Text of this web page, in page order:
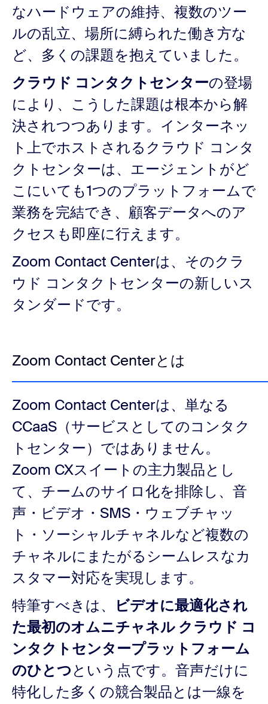
なハードウェアの維持、複数のツー
ルの乱立、場所に縛られた働き方な
ど、多くの課題を抱えていました。
クラウド コンタクトセンターの登場
により、こうした課題は根本から解
決されつつあります。インターネッ
ト上でホストされるクラウド コンタ
クトセンターは、エージェントがど
こにいても1つのプラットフォームで
業務を完結でき、顧客データへのア
クセスも即座に行えます。
Zoom Contact Centerは、そのクラ
ウド コンタクトセンターの新しいス
タンダードです。
Zoom Contact Centerとは
Zoom Contact Centerは、単なる
CCaaS（サービスとしてのコンタク
トセンター）ではありません。
Zoom CXスイートの主力製品とし
て、チームのサイロ化を排除し、音
声・ビデオ・SMS・ウェブチャッ
ト・ソーシャルチャネルなど複数の
チャネルにまたがるシームレスなカ
スタマー対応を実現します。
特筆すべきは、
ビデオに最適化され
た最初のオムニチャネル クラウド コ
ンタクトセンタープラットフォーム
のひとつという点です。音声だけに
特化した多くの競合製品とは一線を